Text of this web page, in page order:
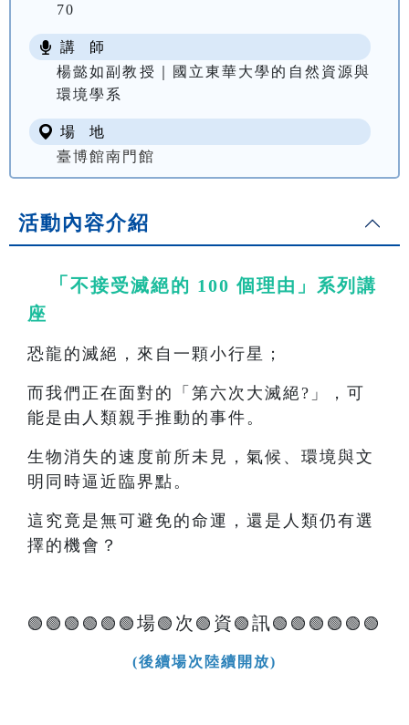
70
講 師
楊懿如副教授｜國立東華大學的自然資源與
環境學系
場 地
臺博館南門館
活動內容介紹
「 不接受滅絕的 100 個理由」系列講
座
恐龍的滅絕，來自一顆小行星；
而我們正在面對的「第六次大滅絕?」，可
能是由人類親手推動的事件。
生物消失的速度前所未見，氣候、環境與文
明同時逼近臨界點。
這究竟是無可避免的命運，還是人類仍有選
擇的機會？
🟢🟢🟢🟢🟢🟢 場🟢 次 🟢 資 🟢 訊🟢🟢🟢🟢🟢🟢
(後續場次陸續開放)